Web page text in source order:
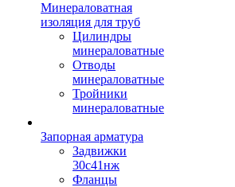
Минераловатная
изоляция для труб
Цилиндры
минераловатные
Отводы
минераловатные
Тройники
минераловатные
Запорная арматура
Задвижки
30с41нж
Фланцы